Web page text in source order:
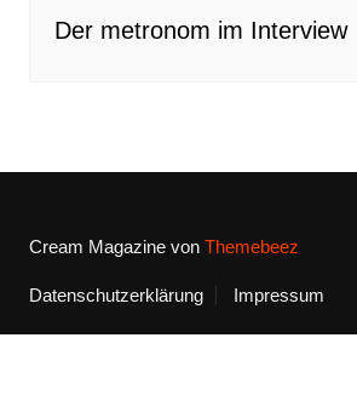
Der metronom im Interview
Cream Magazine von Themebeez
Datenschutzerklärung Impressum